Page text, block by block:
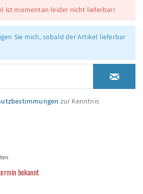
ist momentan leider nicht lieferbar!
Sie mich, sobald der Artikel lieferbar
zur Kenntnis
bekannt